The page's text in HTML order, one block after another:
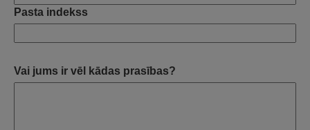
Pasta indekss
Vai jums ir vēl kādas prasības?